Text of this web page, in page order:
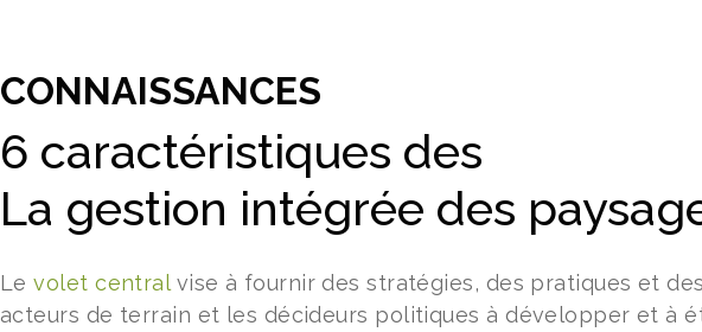
CONNAISSANCES
6 caractéristiques des
La gestion intégrée des
Levolet centralvise à fournir des stratégies, des pratiques et
acteurs de terrain et les décideurs politiques à développer et à